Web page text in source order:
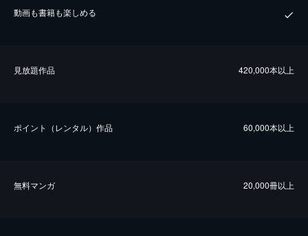
動画も書籍も楽しめる
⾒放題作品 420,000本以上
ポイント（レンタル）作品 60,000本以上
無料マンガ 20,000冊以上